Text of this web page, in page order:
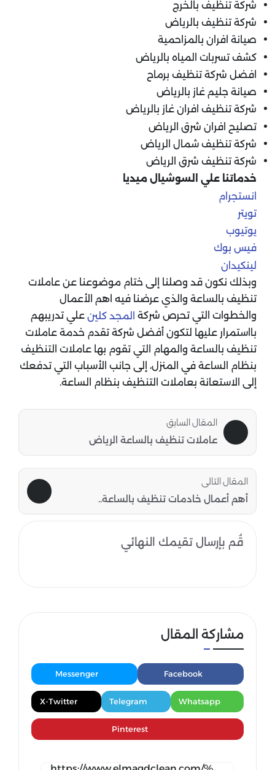
شركة تنظيف بالخرج
شركة تنظيف بالرياض
صيانة افران بالمزاحمية
كشف تسربات المياه بالرياض
افضل شركة تنظيف برماح
صيانة جليم غاز بالرياض
شركة تنظيف افران غاز بالرياض
تصليح افران شرق الرياض
شركة تنظيف شمال الرياض
شركة تنظيف شرق الرياض
خدماتنا علي السوشيال ميديا
انستجرام
تويتر
يوتيوب
فيس بوك
لينكيدان
وبذلك نكون قد وصلنا إلى ختام موضوعنا عن عاملات
تنظيف بالساعة والذي عرضنا فيه اهم الأعمال
والخطوات التي تحرص شركة المجد كلين علي تدريبهم
بااستمرار عليها لتكون أفضل شركة تقدم خدمة عاملات
تنظيف بالساعة والمهام التي تقوم بها عاملات التنظيف
بنظام الساعة في المنزل، إلى جانب الأسباب التي تدفعك
إلى الاستعانة بعاملات التنظيف بنظام الساعة.
المقال السابق
عاملات تنظيف بالساعة الرياض
المقال التالى
أهم أعمال خادمات تنظيف بالساعة..
قُم بإرسال تقيمك النهائي
مشاركة المقال
Facebook
Messenger
Whatsapp
Telegram
X-Twitter
Pinterest